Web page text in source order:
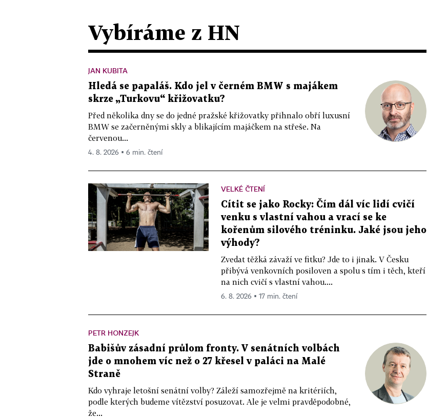
Vybíráme z HN
JAN KUBITA
Hledá se papaláš. Kdo jel v černém BMW s majákem
skrze „Turkovu“ křižovatku?
Před několika dny se do jedné pražské křižovatky přihnalo obří luxusní
BMW se začerněnými skly a blikajícím majáčkem na střeše. Na
červenou...
4. 8. 2026 ▪ 6 min. čtení
VELKÉ ČTENÍ
Cítit se jako Rocky: Čím dál víc lidí cvičí
venku s vlastní vahou a vrací se ke
kořenům silového tréninku. Jaké jsou jeho
výhody?
Zvedat těžká závaží ve fitku? Jde to i jinak. V Česku
přibývá venkovních posiloven a spolu s tím i těch, kteří
na nich cvičí s vlastní vahou....
6. 8. 2026 ▪ 17 min. čtení
PETR HONZEJK
Babišův zásadní průlom fronty. V senátních volbách
jde o mnohem víc než o 27 křesel v paláci na Malé
Straně
Kdo vyhraje letošní senátní volby? Záleží samozřejmě na kritériích,
podle kterých budeme vítězství posuzovat. Ale je velmi pravděpodobné,
že...